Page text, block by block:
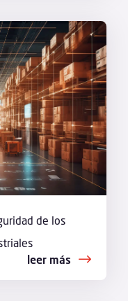
de los
leer más